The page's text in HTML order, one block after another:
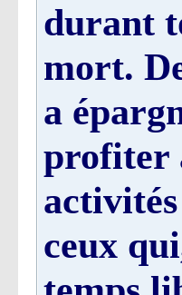
durant
mort.
a
profiter
ceux